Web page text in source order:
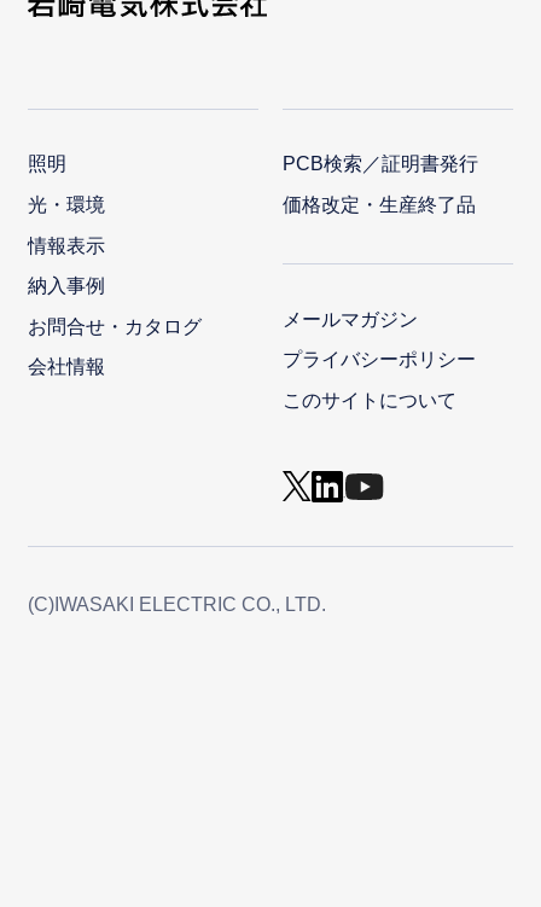
照明
光・環境
情報表示
納入事例
お問合せ・カタログ
会社情報
PCB検索／証明書発行
価格改定・生産終了品
メールマガジン
プライバシーポリシー
このサイトについて
(C)IWASAKI ELECTRIC CO., LTD.